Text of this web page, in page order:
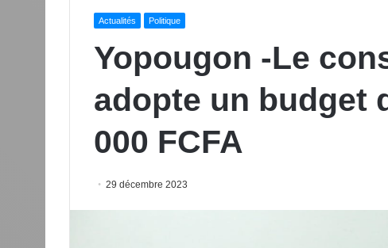
Actualités Politique
Yopougon -Le
adopte un budget
000 FCFA
29 décembre 2023